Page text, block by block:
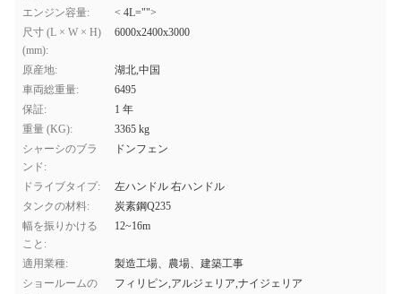
エンジン容量:
< 4L="">
尺寸 (L × W × H)
(mm):
6000x2400x3000
原産地:
湖北,中国
車両総重量:
6495
保証:
1 年
重量 (KG):
3365 kg
シャーシのブラ
ンド:
ドンフェン
ドライブタイプ:
左ハンドル 右ハンドル
タンクの材料:
炭素鋼Q235
幅を振りかける
こと:
12~16m
適用業種:
製造工場、農場、建築工事
ショールームの
フィリピン,アルジェリア,ナイジェリア